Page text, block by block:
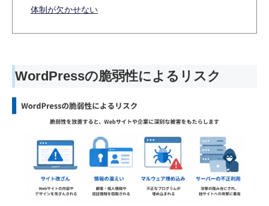
体制が欠かせない
WordPressの脆弱性によるリスク